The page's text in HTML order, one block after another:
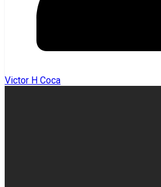
Victor H Coca